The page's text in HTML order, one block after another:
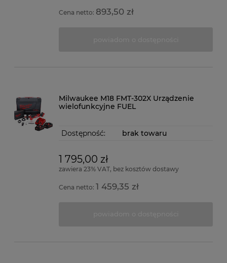
Cena netto: 893,50 zł
Milwaukee M18 FMT-302X Urządzenie
wielofunkcyjne FUEL
Dostępność: brak towaru
1 795,00 zł
zawiera 23% VAT, bez kosztów dostawy
Cena netto:1 459,35 zł